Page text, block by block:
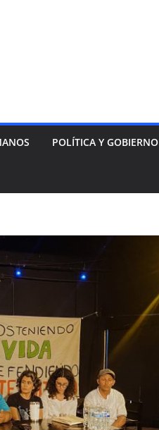
POLÍTICA Y GOBIERNO